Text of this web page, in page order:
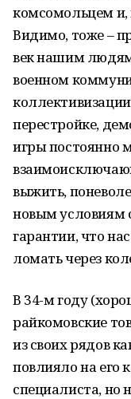
комсомольцем и,
Видимо, тоже –
век нашим
военном
перестройке,
игры постоянно
выжить,
новым условиям
гарантии, что
ломать через
В 34-м году
райкомовские
из своих рядов
повлияло на его
специалиста, но